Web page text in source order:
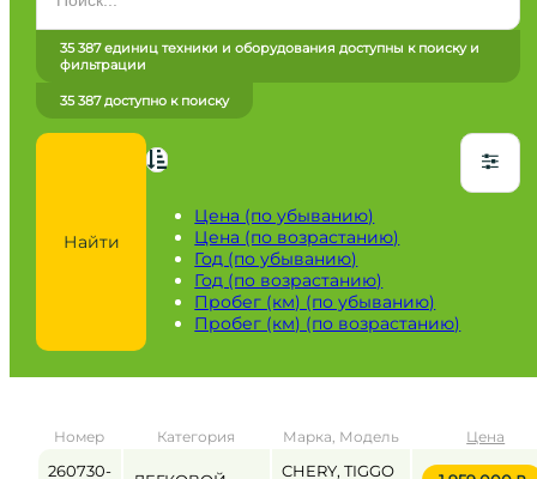
Марка
Все марки
Город / регион
от до
Пробег / Наработка
Найти
Цена (по убыванию)
Цена (по возрастанию)
Год (по убыванию)
Год (по возрастанию)
Пробег (км) (по убыванию)
Пробег (км) (по возрастанию)
35 387 единиц техники и оборудования доступны к поиску и
фильтрации
35 387 доступно к поиску
Номер Категория Марка, Модель Цена
260730-
CHERY, TIGGO